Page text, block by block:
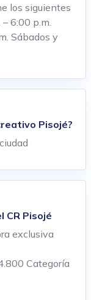
los siguientes
6:00 p.m.
Sábados y
Pisojé?
CR Pisojé
exclusiva
Categoría